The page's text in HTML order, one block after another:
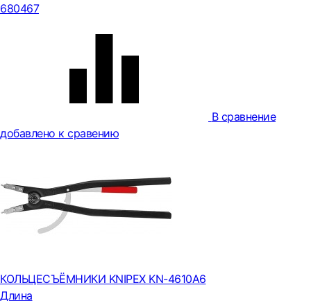
680467
В сравнение
добавлено к сравению
КОЛЬЦЕСЪЁМНИКИ KNIPEX KN-4610A6
Длина